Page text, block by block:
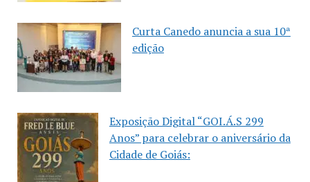
Curta Canedo anuncia a sua 10ª
edição
Exposição Digital “GOI.Á.S 299
Anos” para celebrar o aniversário da
Cidade de Goiás: